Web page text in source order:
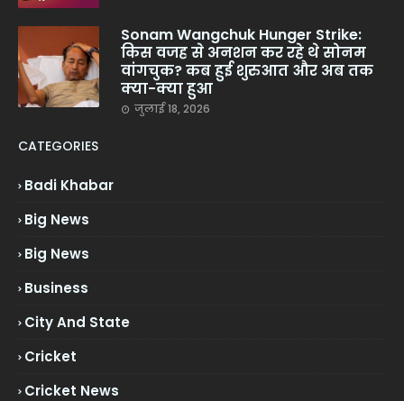
Sonam Wangchuk Hunger Strike:
किस वजह से अनशन कर रहे थे सोनम
वांगचुक? कब हुई शुरुआत और अब तक
क्या-क्या हुआ
जुलाई 18, 2026
CATEGORIES
Badi Khabar
Big News
Big News
Business
City And State
Cricket
Cricket News